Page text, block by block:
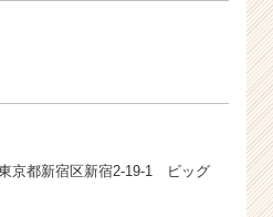
京都新宿区新宿2-19-1 ビッグ